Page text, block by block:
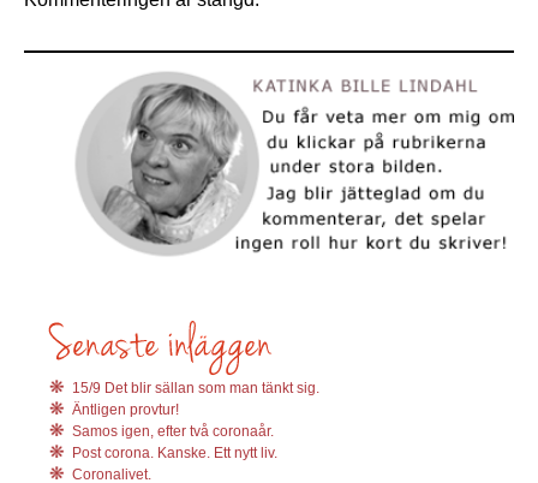
15/9 Det blir sällan som man tänkt sig.
Äntligen provtur!
Samos igen, efter två coronaår.
Post corona. Kanske. Ett nytt liv.
Coronalivet.